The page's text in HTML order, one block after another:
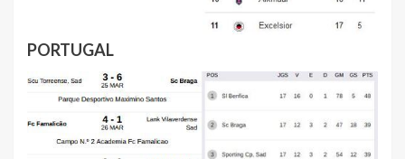
PORTUGAL